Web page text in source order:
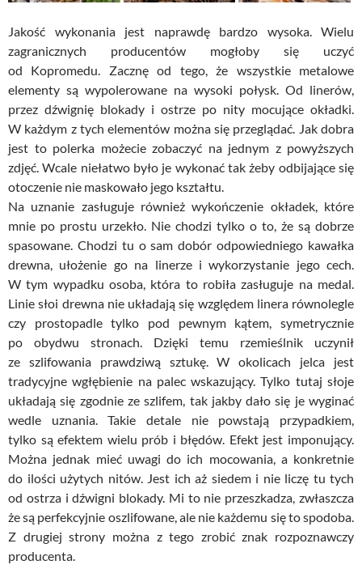
Jakość wykonania jest naprawdę bardzo wysoka. Wielu
zagranicznych producentów mogłoby się uczyć
od Kopromedu. Zacznę od tego, że wszystkie metalowe
elementy są wypolerowane na wysoki połysk. Od linerów,
przez dźwignię blokady i ostrze po nity mocujące okładki.
W każdym z tych elementów można się przeglądać. Jak dobra
jest to polerka możecie zobaczyć na jednym z powyższych
zdjęć. Wcale niełatwo było je wykonać tak żeby odbijające się
otoczenie nie maskowało jego kształtu.
Na uznanie zasługuje również wykończenie okładek, które
mnie po prostu urzekło. Nie chodzi tylko o to, że są dobrze
spasowane. Chodzi tu o sam dobór odpowiedniego kawałka
drewna, ułożenie go na linerze i wykorzystanie jego cech.
W tym wypadku osoba, która to robiła zasługuje na medal.
Linie słoi drewna nie układają się względem linera równolegle
czy prostopadle tylko pod pewnym kątem, symetrycznie
po obydwu stronach. Dzięki temu rzemieślnik uczynił
ze szlifowania prawdziwą sztukę. W okolicach jelca jest
tradycyjne wgłębienie na palec wskazujący. Tylko tutaj słoje
układają się zgodnie ze szlifem, tak jakby dało się je wyginać
wedle uznania. Takie detale nie powstają przypadkiem,
tylko są efektem wielu prób i błędów. Efekt jest imponujący.
Można jednak mieć uwagi do ich mocowania, a konkretnie
do ilości użytych nitów. Jest ich aż siedem i nie liczę tu tych
od ostrza i dźwigni blokady. Mi to nie przeszkadza, zwłaszcza
że są perfekcyjnie oszlifowane, ale nie każdemu się to spodoba.
Z drugiej strony można z tego zrobić znak rozpoznawczy
producenta.